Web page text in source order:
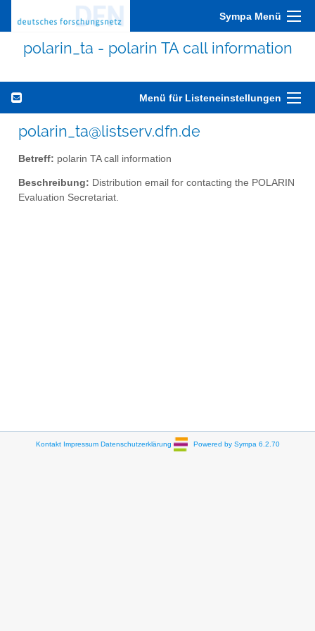
Sympa Menü
polarin_ta - polarin TA call information
Menü für Listeneinstellungen
polarin_ta@listserv.dfn.de
Betreff: polarin TA call information
Beschreibung: Distribution email for contacting the POLARIN
Evaluation Secretariat.
Kontakt Impressum Datenschutzerklärung Powered by Sympa 6.2.70